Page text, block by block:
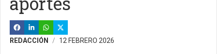
REDACCIÓN 12 FEBRERO 2026